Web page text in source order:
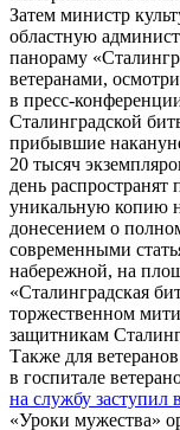
Затем министр
областную
панораму
ветеранами,
в пресс-
Сталинградской
прибывшие
20 тысяч
день
уникальную копию
донесением о
современными
набережной, на
«Сталинградская
торжественном
защитникам
Также для
в госпитале
на службу заступил
«Уроки мужества»